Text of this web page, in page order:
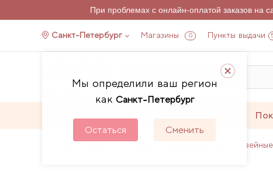
При проблемах с онлайн-оплатой заказов на
Санкт-Петербург Магазины 0 Пункты выдачи
Мы определили ваш регион
как Санкт-Петербург
Остаться Сменить
Каталог Швейное оборудование